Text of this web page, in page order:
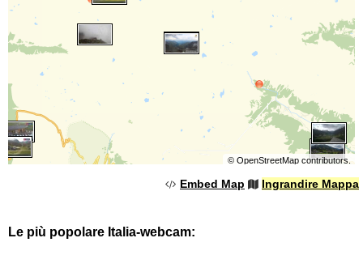
© OpenStreetMapcontributors.
Embed Map Ingrandire Mappa
Le più popolare Italia-webcam: